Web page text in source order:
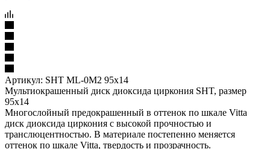
Артикул: SHT ML-0M2 95x14
Мультиокрашенный диск диоксида циркония SHT, размер
95x14
Многослойный предокрашенный в оттенок по шкале Vitta
диск диоксида циркония с высокой прочностью и
транслюцентностью. В материале постепенно меняется
оттенок по шкале Vitta, твердость и прозрачность.